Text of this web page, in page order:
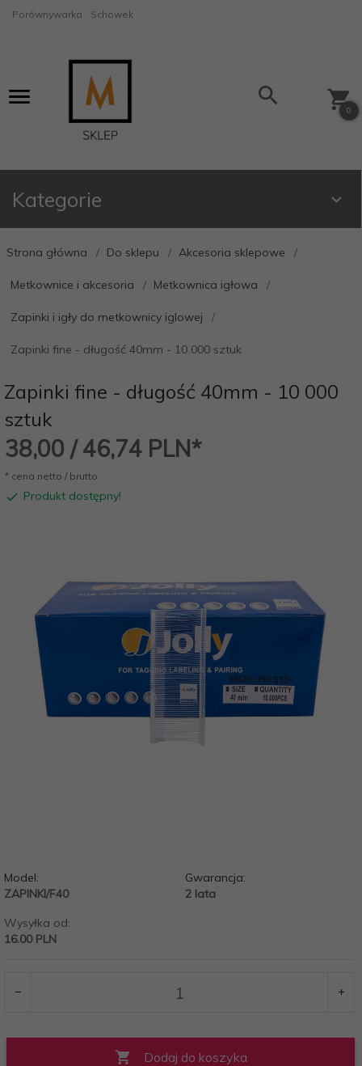
Porównywarka Schowek
0
Kategorie
Strona główna Do sklepu Akcesoria sklepowe
Metkownice i akcesoria Metkownica igłowa
Zapinki i igły do metkownicy iglowej
Zapinki fine - długość 40mm - 10 000 sztuk
Zapinki fine - długość 40mm - 10 000
sztuk
38,00 / 46,74 PLN*
* cena netto / brutto
Produkt dostępny!
Model:
ZAPINKI/F40
Gwarancja:
2 lata
Wysyłka od:
16.00 PLN
Dodaj do koszyka